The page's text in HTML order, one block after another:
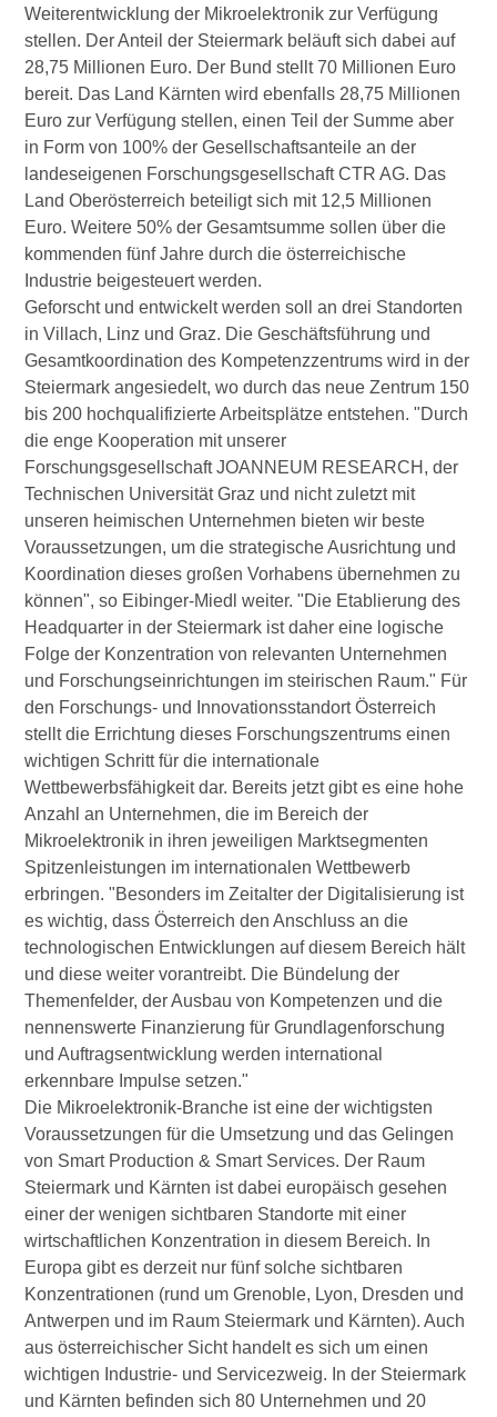
Weiterentwicklung der Mikroelektronik zur Verfügung
stellen. Der Anteil der Steiermark beläuft sich dabei auf
28,75 Millionen Euro. Der Bund stellt 70 Millionen Euro
bereit. Das Land Kärnten wird ebenfalls 28,75 Millionen
Euro zur Verfügung stellen, einen Teil der Summe aber
in Form von 100% der Gesellschaftsanteile an der
landeseigenen Forschungsgesellschaft CTR AG. Das
Land Oberösterreich beteiligt sich mit 12,5 Millionen
Euro. Weitere 50% der Gesamtsumme sollen über die
kommenden fünf Jahre durch die österreichische
Industrie beigesteuert werden.
Geforscht und entwickelt werden soll an drei Standorten
in Villach, Linz und Graz. Die Geschäftsführung und
Gesamtkoordination des Kompetenzzentrums wird in der
Steiermark angesiedelt, wo durch das neue Zentrum 150
bis 200 hochqualifizierte Arbeitsplätze entstehen. "Durch
die enge Kooperation mit unserer
Forschungsgesellschaft JOANNEUM RESEARCH, der
Technischen Universität Graz und nicht zuletzt mit
unseren heimischen Unternehmen bieten wir beste
Voraussetzungen, um die strategische Ausrichtung und
Koordination dieses großen Vorhabens übernehmen zu
können", so Eibinger-Miedl weiter. "Die Etablierung des
Headquarter in der Steiermark ist daher eine logische
Folge der Konzentration von relevanten Unternehmen
und Forschungseinrichtungen im steirischen Raum." Für
den Forschungs- und Innovationsstandort Österreich
stellt die Errichtung dieses Forschungszentrums einen
wichtigen Schritt für die internationale
Wettbewerbsfähigkeit dar. Bereits jetzt gibt es eine hohe
Anzahl an Unternehmen, die im Bereich der
Mikroelektronik in ihren jeweiligen Marktsegmenten
Spitzenleistungen im internationalen Wettbewerb
erbringen. "Besonders im Zeitalter der Digitalisierung ist
es wichtig, dass Österreich den Anschluss an die
technologischen Entwicklungen auf diesem Bereich hält
und diese weiter vorantreibt. Die Bündelung der
Themenfelder, der Ausbau von Kompetenzen und die
nennenswerte Finanzierung für Grundlagenforschung
und Auftragsentwicklung werden international
erkennbare Impulse setzen."
Die Mikroelektronik-Branche ist eine der wichtigsten
Voraussetzungen für die Umsetzung und das Gelingen
von Smart Production & Smart Services. Der Raum
Steiermark und Kärnten ist dabei europäisch gesehen
einer der wenigen sichtbaren Standorte mit einer
wirtschaftlichen Konzentration in diesem Bereich. In
Europa gibt es derzeit nur fünf solche sichtbaren
Konzentrationen (rund um Grenoble, Lyon, Dresden und
Antwerpen und im Raum Steiermark und Kärnten). Auch
aus österreichischer Sicht handelt es sich um einen
wichtigen Industrie- und Servicezweig. In der Steiermark
und Kärnten befinden sich 80 Unternehmen und 20